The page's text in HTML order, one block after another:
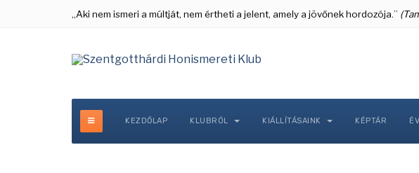
„Aki nem ismeri a múltját, nem értheti a jelent, amely a jövőnek hordozója.”
KEZDŐLAP KLUBRÓL KIÁLLÍTÁSAINK KÉPTÁR